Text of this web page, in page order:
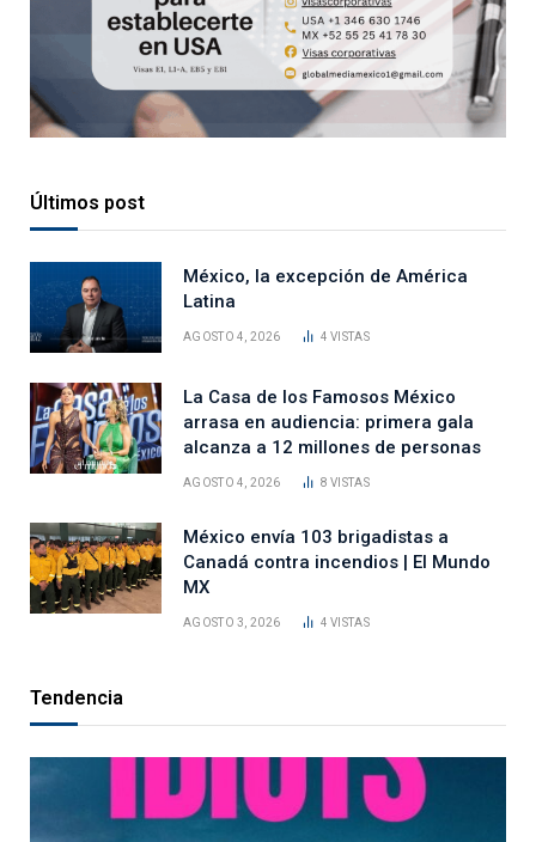
Últimos post
México, la excepción de América
Latina
AGOSTO 4, 2026 4VISTAS
La Casa de los Famosos México
arrasa en audiencia: primera gala
alcanza a 12 millones de personas
AGOSTO 4, 2026 8VISTAS
México envía 103 brigadistas a
Canadá contra incendios | El Mundo
MX
AGOSTO 3, 2026 4VISTAS
Tendencia